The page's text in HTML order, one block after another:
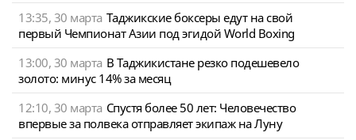
13:35, 30 марта Таджикские боксеры едут на свой
первый Чемпионат Азии под эгидой World Boxing
13:00, 30 марта В Таджикистане резко подешевело
золото: минус 14% за месяц
12:10, 30 марта Спустя более 50 лет: Человечество
впервые за полвека отправляет экипаж на Луну